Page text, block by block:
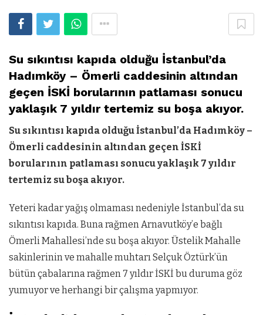
Su sıkıntısı kapıda olduğu İstanbul’da
Hadımköy – Ömerli caddesinin altından
geçen İSKİ borularının patlaması sonucu
yaklaşık 7 yıldır tertemiz su boşa akıyor.
Su sıkıntısı kapıda olduğu İstanbul’da Hadımköy –
Ömerli caddesinin altından geçen İSKİ
borularının patlaması sonucu yaklaşık 7 yıldır
tertemiz su boşa akıyor.
Yeteri kadar yağış olmaması nedeniyle İstanbul’da su
sıkıntısı kapıda. Buna rağmen Arnavutköy’e bağlı
Ömerli Mahallesi’nde su boşa akıyor. Üstelik Mahalle
sakinlerinin ve mahalle muhtarı Selçuk Öztürk’ün
bütün çabalarına rağmen 7 yıldır İSKİ bu duruma göz
yumuyor ve herhangi bir çalışma yapmıyor.